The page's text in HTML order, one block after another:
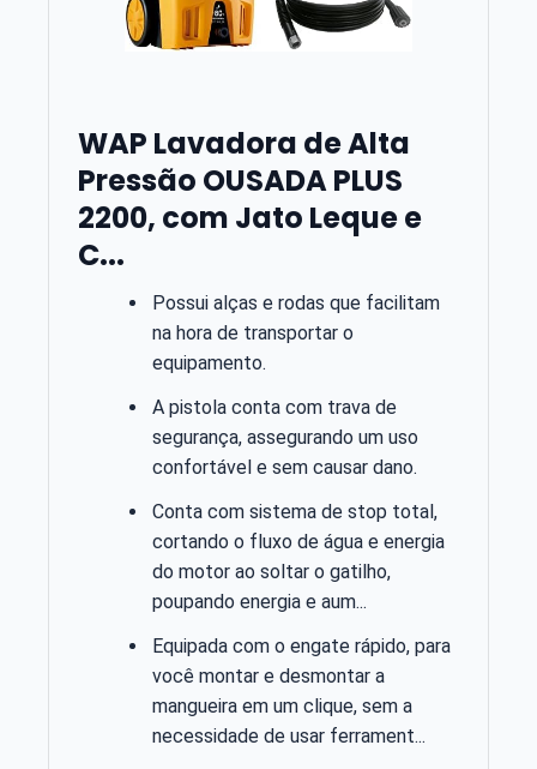
WAP Lavadora de Alta
Pressão OUSADA PLUS
2200, com Jato Leque e
C...
Possui alças e rodas que facilitam
na hora de transportar o
equipamento.
A pistola conta com trava de
segurança, assegurando um uso
confortável e sem causar dano.
Conta com sistema de stop total,
cortando o fluxo de água e energia
do motor ao soltar o gatilho,
poupando energia e aum...
Equipada com o engate rápido, para
você montar e desmontar a
mangueira em um clique, sem a
necessidade de usar ferrament...